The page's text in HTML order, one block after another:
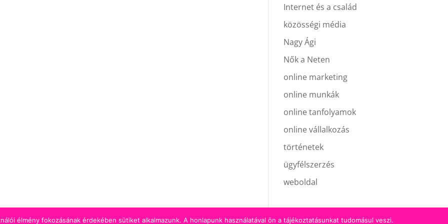
Internet és a család
közösségi média
Nagy Ági
Nők a Neten
online marketing
online munkák
online tanfolyamok
online vállalkozás
történetek
ügyfélszerzés
weboldal
élmény fokozásának érdekében sütiket alkalmazunk. A honlapunk használatával ön a tájékoztatásunkat tudomásul veszi.